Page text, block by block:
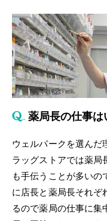
薬局長の仕事は
ウェルパークを選んだ
ラッグストアでは薬局
も手伝うことが多いの
に店長と薬局長それぞ
るので薬局の仕事に集